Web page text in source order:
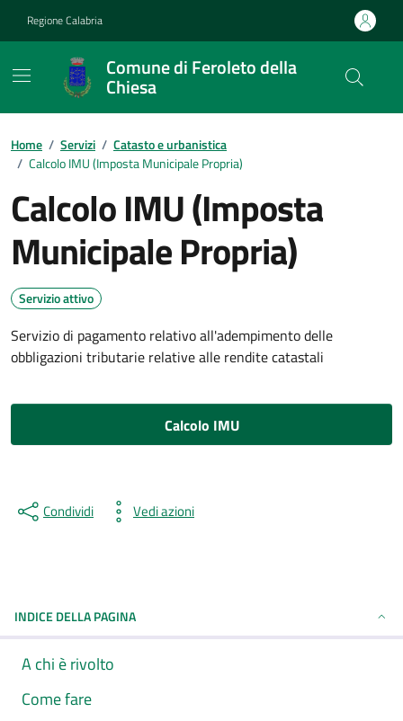
Regione Calabria
Comune di Feroleto della
Chiesa
Home / Servizi / Catasto e urbanistica
/ Calcolo IMU (Imposta Municipale Propria)
Calcolo IMU (Imposta
Municipale Propria)
Servizio attivo
Servizio di pagamento relativo all'adempimento delle
obbligazioni tributarie relative alle rendite catastali
Calcolo IMU
Condividi Vedi azioni
INDICE DELLA PAGINA
A chi è rivolto
Come fare